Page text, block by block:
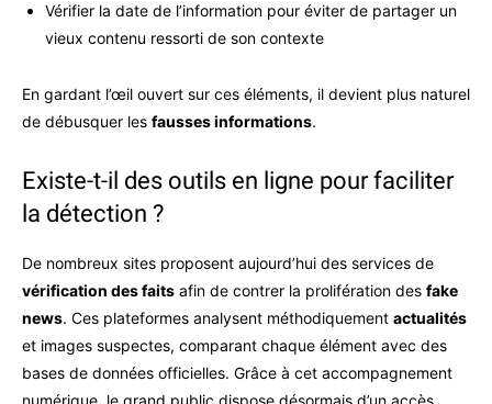
Vérifier la date de l’information pour éviter de partager un
vieux contenu ressorti de son contexte
En gardant l’œil ouvert sur ces éléments, il devient plus naturel
de débusquer les fausses informations.
Existe-t-il des outils en ligne pour faciliter
la détection ?
De nombreux sites proposent aujourd’hui des services de
vérification des faits afin de contrer la prolifération des fake
news. Ces plateformes analysent méthodiquement actualités
et images suspectes, comparant chaque élément avec des
bases de données officielles. Grâce à cet accompagnement
numérique, le grand public dispose désormais d’un accès